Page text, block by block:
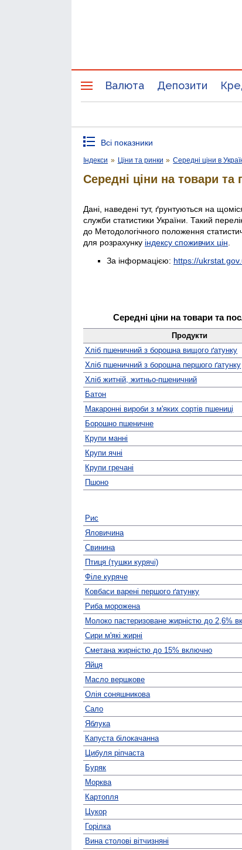
Валюта Депозити
Всі показники
Індекси » Ціни та ринки » Середні ціни в
Середні ціни на товари та
Дані, наведені тут, ґрунтуються на
служби статистики України. Такий
до Методологічного положення
для розрахунку індексу споживчих цін
За інформацією: https://
Середні ціни на товари та
Продукти
Хліб пшеничний з борошна вищого ґатунку
Хліб пшеничний з борошна першого ґатунку
Хліб житній, житньо-пшеничний
Батон
Макаронні вироби з м'яких сортів пшениці
Борошно пшеничне
Крупи манні
Крупи ячні
Крупи гречані
Пшоно
Рис
Яловичина
Свинина
Птиця (тушки курячі)
Філе куряче
Ковбаси варені першого ґатунку
Риба морожена
Молоко пастеризоване жирністю до 2,6%
Сири м'які жирні
Сметана жирністю до 15% включно
Яйця
Масло вершкове
Олія соняшникова
Сало
Яблука
Капуста білокачанна
Цибуля ріпчаста
Буряк
Морква
Картопля
Цукор
Горілка
Вина столові вітчизняні